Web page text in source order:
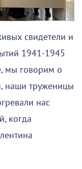
свидетели и
1941-1945
мы говорим о
наши труженицы
нас
когда